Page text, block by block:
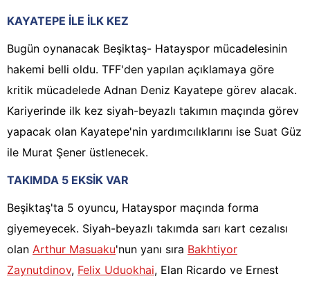
KAYATEPE İLE İLK KEZ
Bugün oynanacak Beşiktaş- Hatayspor mücadelesinin
hakemi belli oldu. TFF'den yapılan açıklamaya göre
kritik mücadelede Adnan Deniz Kayatepe görev alacak.
Kariyerinde ilk kez siyah-beyazlı takımın maçında görev
yapacak olan Kayatepe'nin yardımcılıklarını ise Suat Güz
ile Murat Şener üstlenecek.
TAKIMDA 5 EKSİK VAR
Beşiktaş'ta 5 oyuncu, Hatayspor maçında forma
giyemeyecek. Siyah-beyazlı takımda sarı kart cezalısı
olan Arthur Masuaku'nun yanı sıra Bakhtiyor
Zaynutdinov, Felix Uduokhai, Elan Ricardo ve Ernest